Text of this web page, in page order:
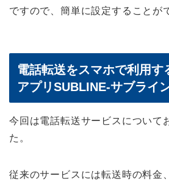
ですので、簡単に設定することが
電話転送をスマホで利用す
アプリSUBLINE-サブライ
今回は電話転送サービスについて
た。
従来のサービスには転送時の料金